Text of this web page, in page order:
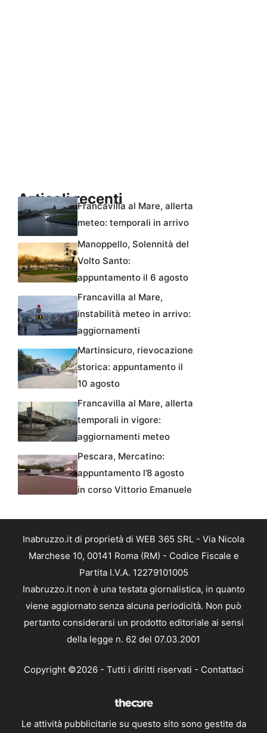
Articoli recentiFrancavilla al Mare, allerta
meteo: temporali in arrivo
Manoppello, Solennità del
Volto Santo:
appuntamento il 6 agosto
Francavilla al Mare,
instabilità meteo in arrivo:
aggiornamenti
Martinsicuro, rievocazione
storica: appuntamento il
10 agosto
Francavilla al Mare, allerta
temporali in vigore:
aggiornamenti meteo
Pescara, Mercatino:
appuntamento l’8 agosto
in corso Vittorio Emanuele
Inabruzzo.it di proprietà di WEB 365 SRL - Via Nicola
Marchese 10, 00141 Roma (RM) - Codice Fiscale e
Partita I.V.A. 12279101005
Inabruzzo.it non è una testata giornalistica, in quanto
viene aggiornato senza alcuna periodicità. Non può
pertanto considerarsi un prodotto editoriale ai sensi
della legge n. 62 del 07.03.2001
Copyright ©2026 - Tutti i diritti riservati - Contattaci
Le attività pubblicitarie su questo sito sono gestite da